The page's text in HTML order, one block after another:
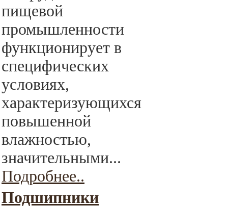
пищевой
промышленности
функционирует в
специфических
условиях,
характеризующихся
повышенной
влажностью,
значительными...
Подробнее..
Подшипники